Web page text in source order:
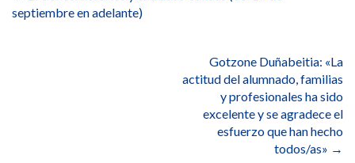
entradas
septiembre en adelante)
Gotzone Duñabeitia: «La
actitud del alumnado, familias
y profesionales ha sido
excelente y se agradece el
esfuerzo que han hecho
todos/as» →